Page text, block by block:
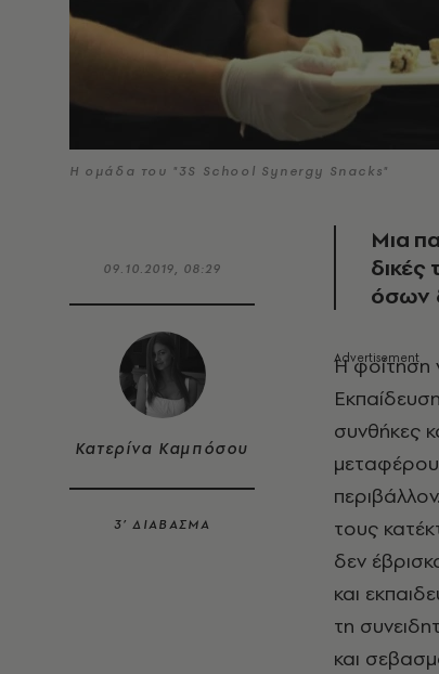
H oμάδα του "3S School Synergy Snacks"
09.10.2019, 08:29
Κατερίνα Καμπόσου
3’ ΔΙΑΒΑΣΜΑ
Μια
δικές
όσων
Η φοίτηση
συνθήκες
τους
δεν
και
τη
και